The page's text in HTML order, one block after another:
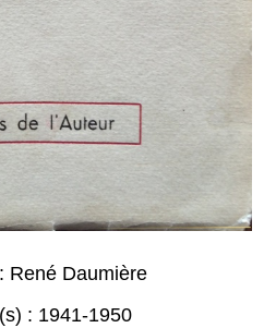
René Daumière
: 1941-1950